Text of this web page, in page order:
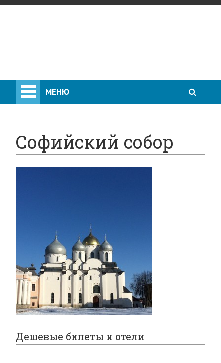
МЕНЮ
Софийский собор
Дешевые билеты и отели